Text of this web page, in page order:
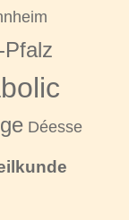
Pfalz
Déesse